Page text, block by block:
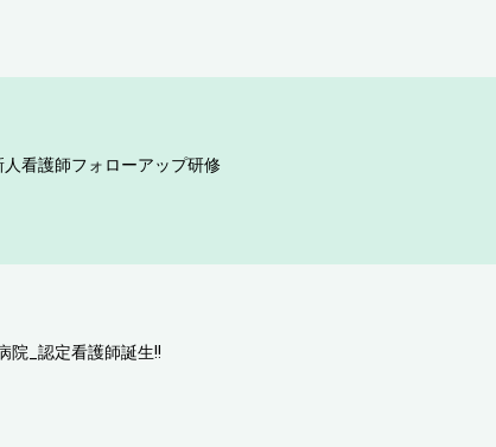
人看護師フォローアップ研修
院_認定看護師誕生!!